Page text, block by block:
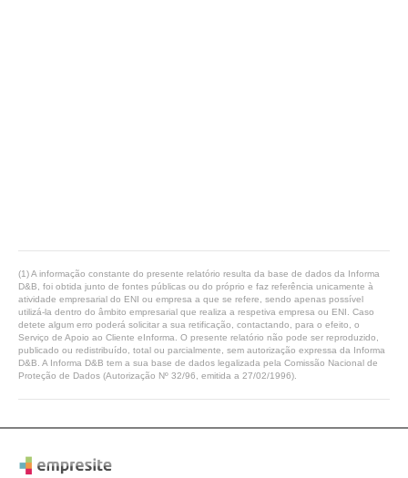
(1) A informação constante do presente relatório resulta da base de dados da Informa
D&B, foi obtida junto de fontes públicas ou do próprio e faz referência unicamente à
atividade empresarial do ENI ou empresa a que se refere, sendo apenas possível
utilizá-la dentro do âmbito empresarial que realiza a respetiva empresa ou ENI. Caso
detete algum erro poderá solicitar a sua retificação, contactando, para o efeito, o
Serviço de Apoio ao Cliente eInforma. O presente relatório não pode ser reproduzido,
publicado ou redistribuído, total ou parcialmente, sem autorização expressa da Informa
D&B. A Informa D&B tem a sua base de dados legalizada pela Comissão Nacional de
Proteção de Dados (Autorização Nº 32/96, emitida a 27/02/1996).